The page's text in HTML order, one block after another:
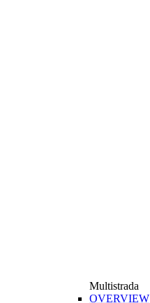
Multistrada
OVERVIEW